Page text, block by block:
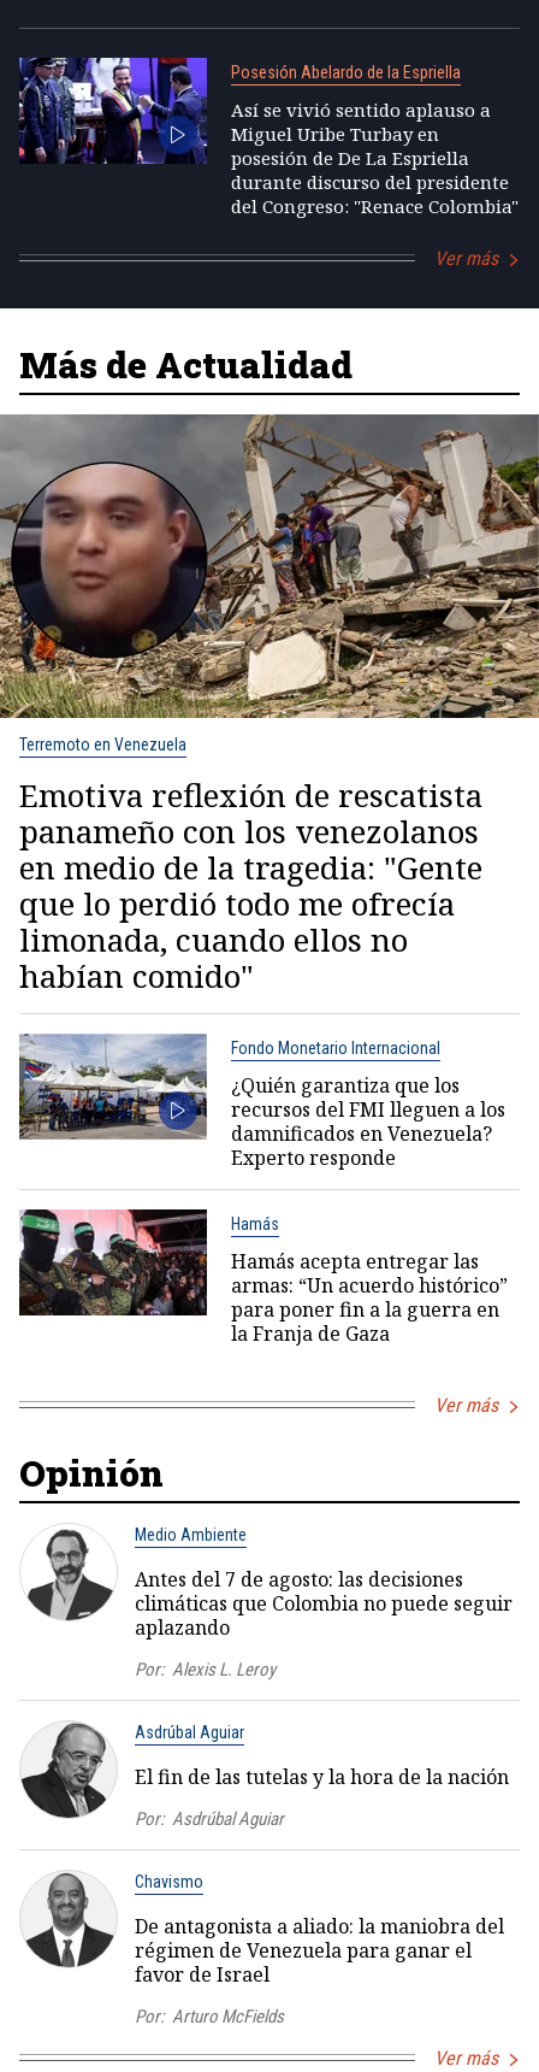
Posesión Abelardo de la Espriella
Así se vivió sentido aplauso a
Miguel Uribe Turbay en
posesión de De La Espriella
durante discurso del presidente
del Congreso: "Renace Colombia"
Ver más
Más de Actualidad
Terremoto en Venezuela
Emotiva reflexión de rescatista
panameño con los venezolanos
en medio de la tragedia: "Gente
que lo perdió todo me ofrecía
limonada, cuando ellos no
habían comido"
Fondo Monetario Internacional
¿Quién garantiza que los
recursos del FMI lleguen a los
damnificados en Venezuela?
Experto responde
Hamás
Hamás acepta entregar las
armas: “Un acuerdo histórico”
para poner fin a la guerra en
la Franja de Gaza
Ver más
Opinión
Medio Ambiente
Antes del 7 de agosto: las decisiones
climáticas que Colombia no puede seguir
aplazando
Por: Alexis L. Leroy
Asdrúbal Aguiar
El fin de las tutelas y la hora de la nación
Por: Asdrúbal Aguiar
Chavismo
De antagonista a aliado: la maniobra del
régimen de Venezuela para ganar el
favor de Israel
Por: Arturo McFields
Ver más